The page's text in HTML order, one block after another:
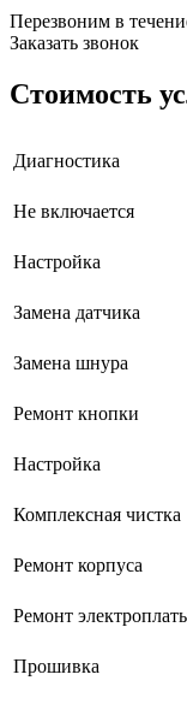
блоков
блоков
бойлеров
буферных
чайников
чековых
датчиков
Перезвоним в
Заказать звонок
Стоимость
Диагностика
Не включается
Настройка
Замена датчика
Замена шнура
Ремонт кнопки
Настройка
Комплексная чистка
Ремонт корпуса
Ремонт
Прошивка